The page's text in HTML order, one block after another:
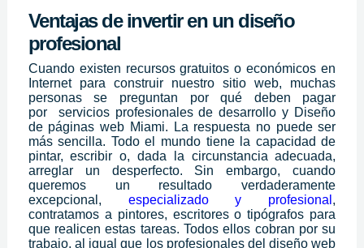
Ventajas de invertir en un diseño
profesional
Cuando existen recursos gratuitos o económicos en
Internet para construir nuestro sitio web, muchas
personas se preguntan por qué deben pagar
por
servicios profesionales de desarrollo y Diseño
de páginas web Miami. La respuesta no puede ser
más sencilla. Todo el mundo tiene la capacidad de
pintar, escribir o, dada la circunstancia adecuada,
arreglar un desperfecto. Sin embargo, cuando
queremos un resultado verdaderamente
excepcional, especializado y profesional ,
contratamos a pintores, escritores o tipógrafos para
que realicen estas tareas. Todos ellos cobran por su
trabajo, al igual que los profesionales del diseño web